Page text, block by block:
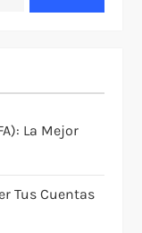
La Mejor
Tus Cuentas